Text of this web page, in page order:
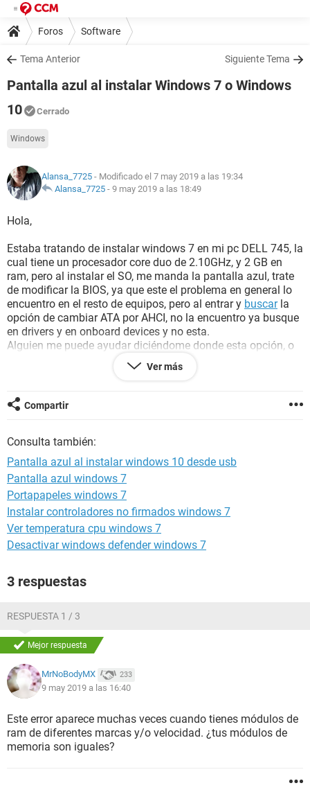
Foros Software
Tema Anterior Siguiente Tema
Pantalla azul al instalar Windows 7 o Windows
10
Cerrado
Windows
Alansa_7725 - Modificado el 7 may 2019 a las 19:34
Alansa_7725 - 9 may 2019 a las 18:49
Hola,
Estaba tratando de instalar windows 7 en mi pc DELL 745, la
cual tiene un procesador core duo de 2.10GHz, y 2 GB en
ram, pero al instalar el SO, me manda la pantalla azul, trate
de modificar la BIOS, ya que este el problema en general lo
encuentro en el resto de equipos, pero al entrar y buscarla
opción de cambiar ATA por AHCI, no la encuentro ya busque
en drivers y en onboard devices y no esta.
Alguien me puede ayudar diciéndome donde esta opción, o
cual es la que debo elegir. Cabe añadir que ya actualice la
BIOS pero me sigue apareciendo la misma interfaz y no
diferentes SO (XP, windows , windows 8.1 y W10),pero nada
también cambie el disco duro asi como he intercambiado
hacer pero no se que sea, también cambie el procesador ya
en 2 ocasiones. También he intentado solucionar este
problema con HIRENS BOOT, pero no inicia el disco solo
comienza y cuando ejecuto cual de las herramientas o se
congela o simplemente se reinicia. Será acaso que mi
motherboard, pasó a mejor vida?.
Gracias
Ver más
Compartir
Consulta también:
Pantalla azul al instalar windows 10 desde usb
Pantalla azul windows 7
Portapapeles windows 7
Instalar controladores no firmados windows 7
Ver temperatura cpu windows 7
Desactivar windows defender windows 7
3 respuestas
RESPUESTA 1 / 3
Mejor respuesta
MrNoBodyMX 233
9 may 2019 a las 16:40
Este error aparece muchas veces cuando tienes módulos de
ram de diferentes marcas y/o velocidad. ¿tus módulos de
memoria son iguales?